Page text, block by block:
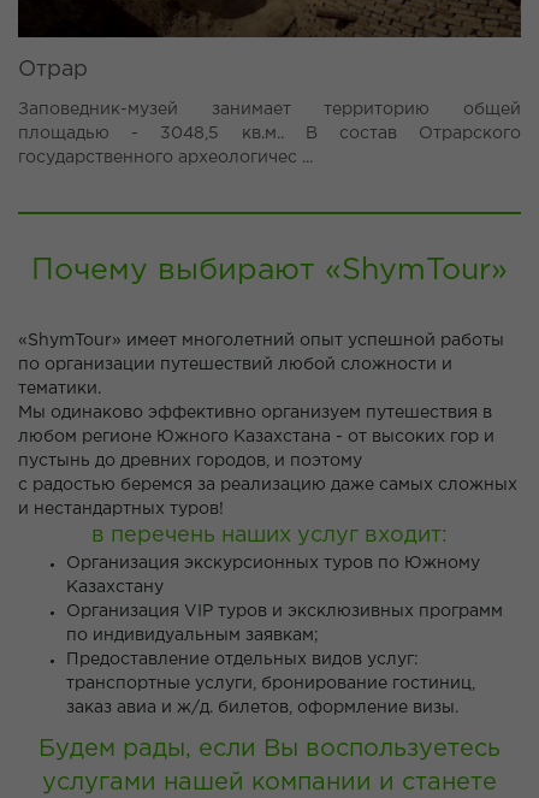
Отрар
Заповедник-музей занимает территорию общей
площадью - 3048,5 кв.м.. В состав Отрарского
государственного археологичес ...
Почему выбирают «ShymTour»
«ShymTour» имеет многолетний опыт успешной работы
по организации путешествий любой сложности и
тематики.
Мы одинаково эффективно организуем путешествия в
любом регионе Южного Казахстана - от высоких гор и
пустынь до древних городов, и поэтому
с радостью беремся за реализацию даже самых сложных
и нестандартных туров!
в перечень наших услуг входит:
Организация экскурсионных туров по Южному
Казахстану
Организация VIP туров и эксклюзивных программ
по индивидуальным заявкам;
Предоставление отдельных видов услуг:
транспортные услуги, бронирование гостиниц,
заказ авиа и ж/д. билетов, оформление визы.
Будем рады, если Вы воспользуетесь
услугами нашей компании и станете